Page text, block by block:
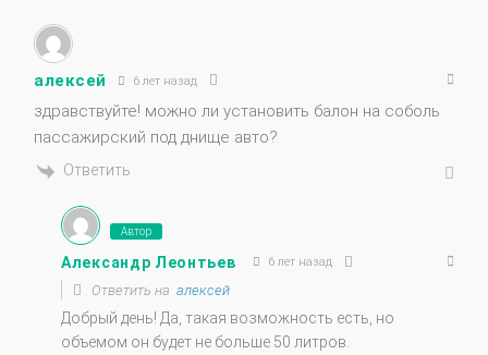
алексей 6 лет назад
здравствуйте! можно ли установить балон на соболь
пассажирский под днище авто?
Ответить
Автор
Александр Леонтьев 6 лет назад
Ответить на алексей
Добрый день! Да, такая возможность есть, но
объемом он будет не больше 50 литров.